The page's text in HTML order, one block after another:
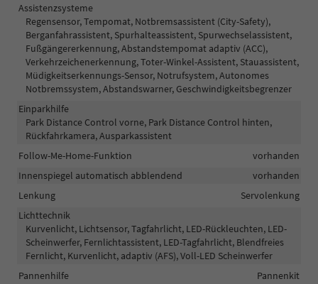
Assistenzsysteme
Regensensor, Tempomat, Notbremsassistent (City-Safety),
Berganfahrassistent, Spurhalteassistent, Spurwechselassistent,
Fußgängererkennung, Abstandstempomat adaptiv (ACC),
Verkehrzeichenerkennung, Toter-Winkel-Assistent, Stauassistent,
Müdigkeitserkennungs-Sensor, Notrufsystem, Autonomes
Notbremssystem, Abstandswarner, Geschwindigkeitsbegrenzer
Einparkhilfe
Park Distance Control vorne, Park Distance Control hinten,
Rückfahrkamera, Ausparkassistent
Follow-Me-Home-Funktion
vorhanden
Innenspiegel automatisch abblendend
vorhanden
Lenkung
Servolenkung
Lichttechnik
Kurvenlicht, Lichtsensor, Tagfahrlicht, LED-Rückleuchten, LED-
Scheinwerfer, Fernlichtassistent, LED-Tagfahrlicht, Blendfreies
Fernlicht, Kurvenlicht, adaptiv (AFS), Voll-LED Scheinwerfer
Pannenhilfe
Pannenkit